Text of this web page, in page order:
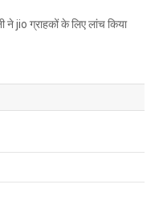
ने jio ग्राहकों के लिए लांच किया